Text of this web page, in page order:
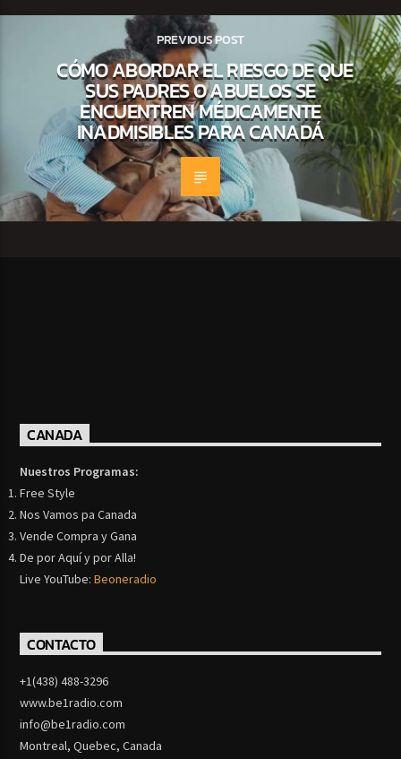
PREVIOUS POST
CÓMO ABORDAR EL RIESGO DE QUE
SUS PADRES O ABUELOS SE
ENCUENTREN MÉDICAMENTE
INADMISIBLES PARA CANADÁ
CANADA
Nuestros Programas:
Free Style
Nos Vamos pa Canada
Vende Compra y Gana
De por Aquí y por Alla!
Live YouTube:Beoneradio
CONTACTO
+1(438) 488-3296
www.be1radio.com
info@be1radio.com
Montreal, Quebec, Canada